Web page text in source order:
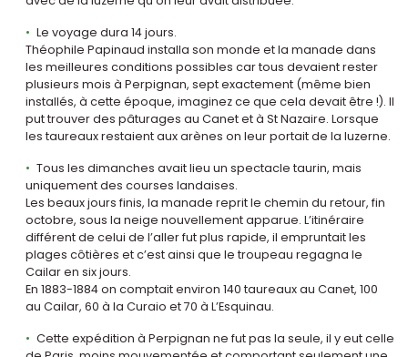
Le voyage dura 14 jours.
Théophile Papinaud installa son monde et la manade dans
les meilleures conditions possibles car tous devaient rester
plusieurs mois à Perpignan, sept exactement (même bien
installés, à cette époque, imaginez ce que cela devait être !). Il
put trouver des pâturages au Canet et à St Nazaire. Lorsque
les taureaux restaient aux arènes on leur portait de la luzerne.
Tous les dimanches avait lieu un spectacle taurin, mais
uniquement des courses landaises.
Les beaux jours finis, la manade reprit le chemin du retour, fin
octobre, sous la neige nouvellement apparue. L’itinéraire
différent de celui de l’aller fut plus rapide, il empruntait les
plages côtières et c’est ainsi que le troupeau regagna le
Cailar en six jours.
En 1883-1884 on comptait environ 140 taureaux au Canet, 100
au Cailar, 60 à la Curaio et 70 à L’Esquinau.
Cette expédition à Perpignan ne fut pas la seule, il y eut celle